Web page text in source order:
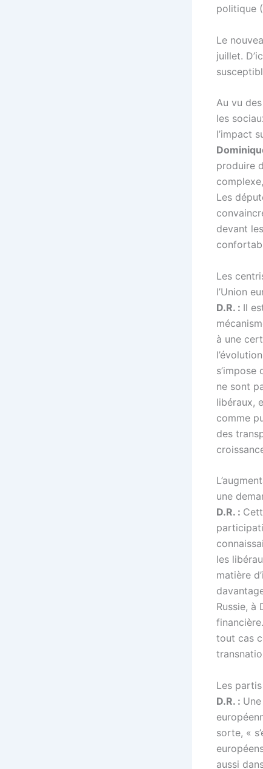
politique
Le
juillet.
Au vu
les
l’impact
produire
Les
devant
Les
l’Union
D.R. : Il
à une
ne sont
libéraux,
comme
des
une
D.R. :
les
matière
Russie, à
tout cas
Les
D.R. :
sorte, «
aussi